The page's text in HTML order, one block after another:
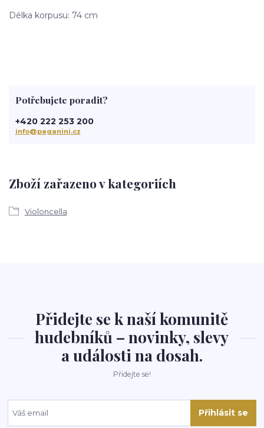
Délka korpusu: 74 cm
Zboží zařazeno v kategoriích
Violoncella
Potřebujete poradit?
+420 222 253 200
info@paganini.cz
Přidejte se k naší komunitě
hudebníků – novinky, slevy
a události na dosah.
Přidejte se!
Přihlásit se